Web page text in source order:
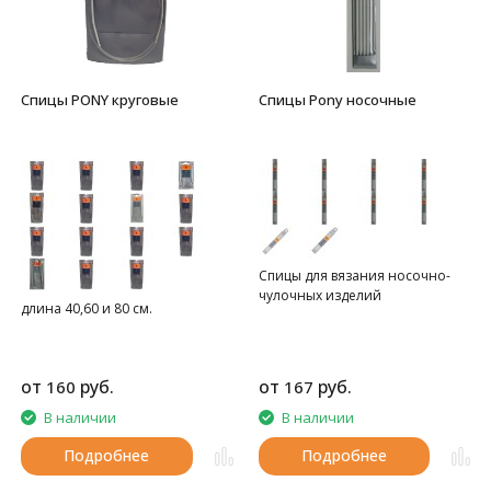
Спицы PONY круговые
длина 40,60 и 80 см.
от 160 руб.
В наличии
Подробнее
Спицы Pony носочные
Спицы для вязания носочно-
чулочных изделий
от 167 руб.
В наличии
Подробнее